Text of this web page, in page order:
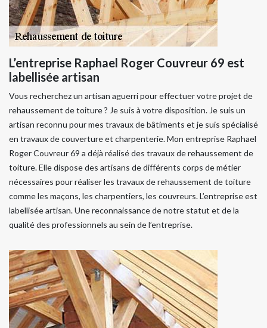
L’entreprise Raphael Roger Couvreur 69 est
labellisée artisan
Vous recherchez un artisan aguerri pour effectuer votre projet de
rehaussement de toiture ? Je suis à votre disposition. Je suis un
artisan reconnu pour mes travaux de bâtiments et je suis spécialisé
en travaux de couverture et charpenterie. Mon entreprise Raphael
Roger Couvreur 69 a déjà réalisé des travaux de rehaussement de
toiture. Elle dispose des artisans de différents corps de métier
nécessaires pour réaliser les travaux de rehaussement de toiture
comme les maçons, les charpentiers, les couvreurs. L’entreprise est
labellisée artisan. Une reconnaissance de notre statut et de la
qualité des professionnels au sein de l’entreprise.